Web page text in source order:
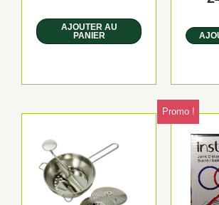
AJOUTER AU
PANIER
Promo !